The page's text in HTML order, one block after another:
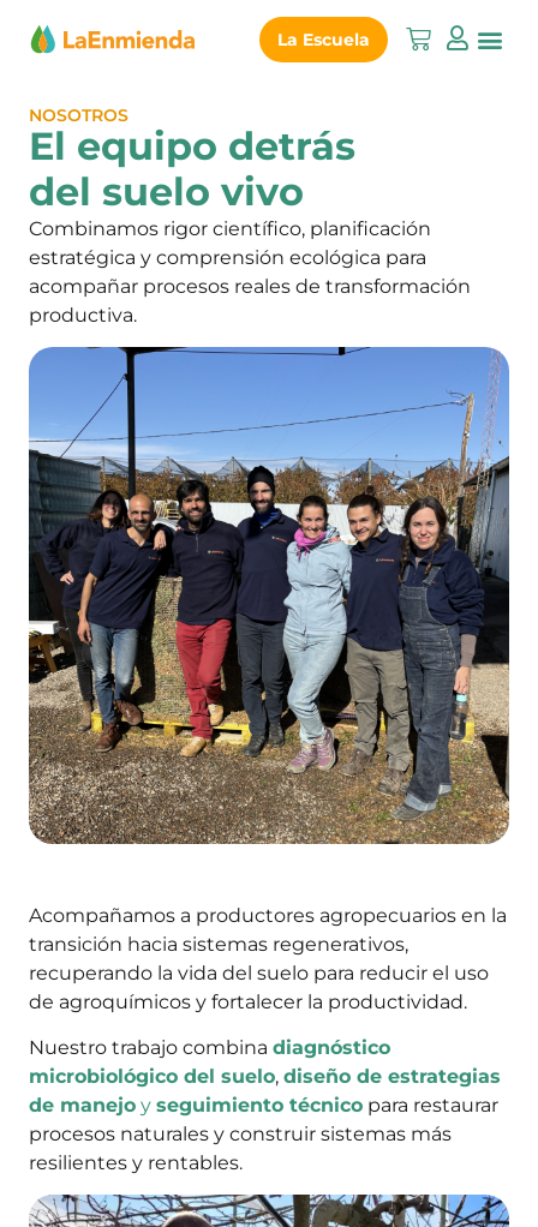
La Escuela
NOSOTROS
El equipo detrás
del suelo vivo
Combinamos rigor científico, planificación
estratégica y comprensión ecológica para
acompañar procesos reales de transformación
productiva.
Acompañamos a productores agropecuarios en la
transición hacia sistemas regenerativos,
recuperando la vida del suelo para reducir el uso
de agroquímicos y fortalecer la productividad.
Nuestro trabajo combina diagnóstico
microbiológico del suelo, diseño de estrategias
de manejo y seguimiento técnico para restaurar
procesos naturales y construir sistemas más
resilientes y rentables.